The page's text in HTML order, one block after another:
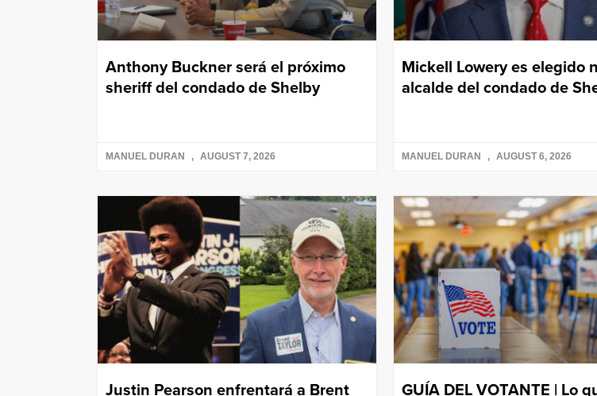
Anthony Buckner será el próximo
sheriff del condado de Shelby
MANUEL DURAN AUGUST 7, 2026
Mickell Lowery es elegido
alcalde del condado de
MANUEL DURAN AUGUST 6, 2026
Justin Pearson enfrentará a Brent GUÍA DEL VOTANTE | Lo